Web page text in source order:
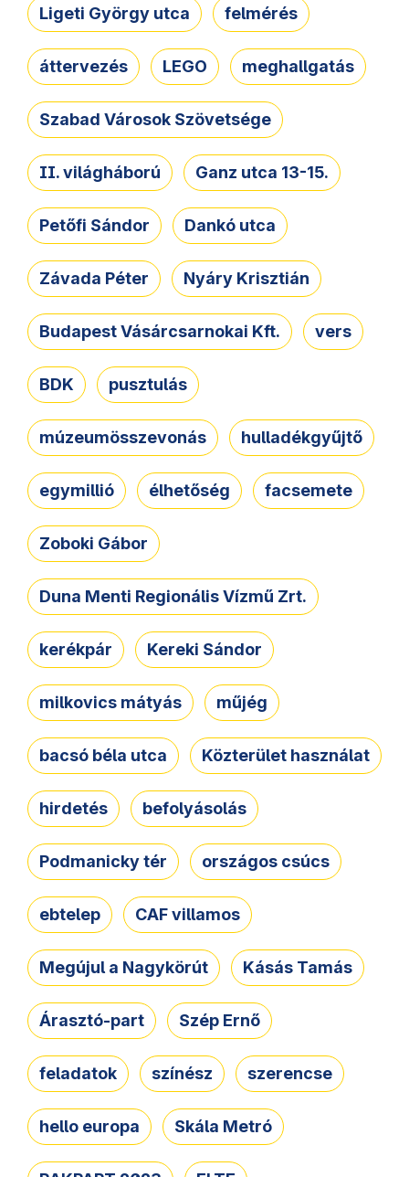
Ligeti György utca felmérés
áttervezés LEGO meghallgatás
Szabad Városok Szövetsége
II. világháború Ganz utca 13-15.
Petőfi Sándor Dankó utca
Závada Péter Nyáry Krisztián
Budapest Vásárcsarnokai Kft. vers
BDK pusztulás
múzeumösszevonás hulladékgyűjtő
egymillió élhetőség facsemete
Zoboki Gábor
Duna Menti Regionális Vízmű Zrt.
kerékpár Kereki Sándor
milkovics mátyás műjég
bacsó béla utca Közterület használat
hirdetés befolyásolás
Podmanicky tér országos csúcs
ebtelep CAF villamos
Megújul a Nagykörút Kásás Tamás
Árasztó-part Szép Ernő
feladatok színész szerencse
hello europa Skála Metró